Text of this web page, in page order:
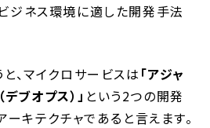
ジネス環境に適した開発手法
、マイクロサービスは 「アジャ
ブオプス）」 という2つの開発
ーキテクチャであると言えます。